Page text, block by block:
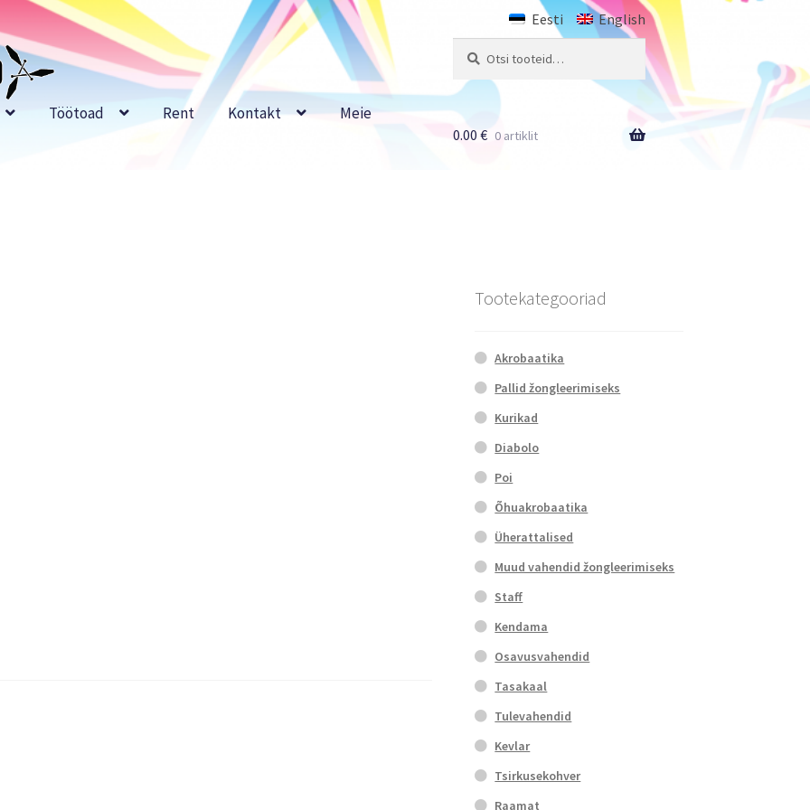
Eesti English
Töötoad Rent Kontakt Meie
0.00€ 0 artiklit
Tootekategooriad
Akrobaatika
Pallid žongleerimiseks
Kurikad
Diabolo
Poi
Õhuakrobaatika
Üherattalised
Muud vahendid žongleerimiseks
Staff
Kendama
Osavusvahendid
Tasakaal
Tulevahendid
Kevlar
Tsirkusekohver
Raamat